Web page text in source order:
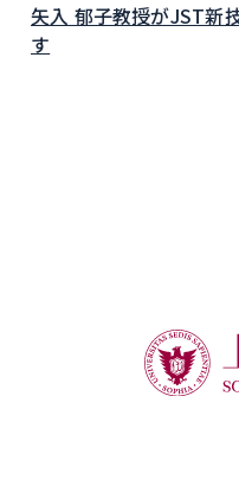
矢入 郁子教授がJST新
す